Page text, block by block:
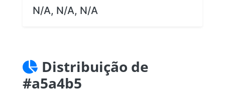
N/A, N/A, N/A
Distribuição de
#a5a4b5